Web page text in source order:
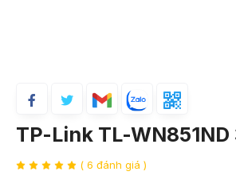
TP-Link TL-
( 6 đánh giá )